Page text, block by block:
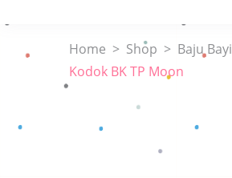
Home > Shop > Baju Bayi
Kodok BK TP Moon